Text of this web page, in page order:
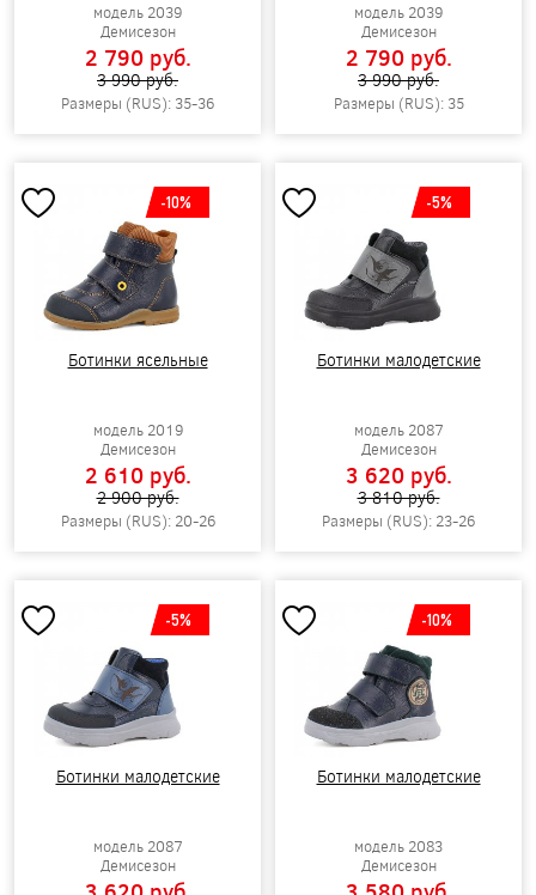
модель 2039
Демисезон
2 790 pуб.
3 990 pуб.
Размеры (RUS): 35-36
модель 2039
Демисезон
2 790 pуб.
3 990 pуб.
Размеры (RUS): 35
-10%
Ботинки ясельные
модель 2019
Демисезон
2 610 pуб.
2 900 pуб.
Размеры (RUS): 20-26
-5%
Ботинки малодетские
модель 2087
Демисезон
3 620 pуб.
3 810 pуб.
Размеры (RUS): 23-26
-5%
Ботинки малодетские
модель 2087
Демисезон
-10%
Ботинки малодетские
модель 2083
Демисезон